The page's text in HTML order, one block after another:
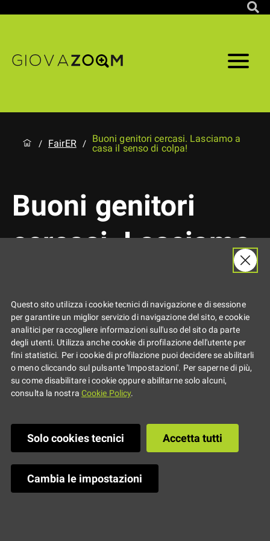
/ FairER /
Buoni genitori cercasi. Lasciamo a
casa il senso di colpa!
Buoni genitori
cercasi. Lasciamo
a casa il senso di
colpa!
30 anni di L’Arco – Una serata
speciale con Osvaldo Poli
Questo sito utilizza i cookie tecnici di navigazione e di sessione
per garantire un miglior servizio di navigazione del sito, e cookie
analitici per raccogliere informazioni sull'uso del sito da parte
degli utenti. Utilizza anche cookie di profilazione dell'utente per
fini statistici. Per i cookie di profilazione puoi decidere se abilitarli
o meno cliccando sul pulsante 'Impostazioni'. Per saperne di più,
su come disabilitare i cookie oppure abilitarne solo alcuni,
consulta la nostra Cookie Policy.
Solo cookies tecnici Accetta tutti
Cambia le impostazioni